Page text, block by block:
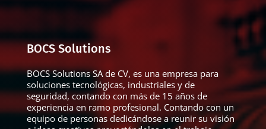
BOCS Solutions
BOCS Solutions SA de CV, es una empresa para
soluciones tecnológicas, industriales y de
seguridad, contando con más de 15 años de
experiencia en ramo profesional. Contando con un
equipo de personas dedicándose a reunir su visión